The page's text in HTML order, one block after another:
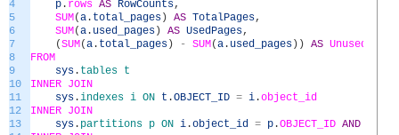
4
5
6
7
8
9
10
11
12
13
p . rows AS RowCounts,
SUM(a . total_pages ) AS TotalPages,
SUM(a . used_pages ) AS UsedPages,
(SUM(a . total_pages ) - SUM(a . used_pages ) ) AS UnusedPages
FROM
sys . tables t
INNER JOIN
sys .indexes i ON t .OBJECT_ID = i .object_id
INNER JOIN
sys . partitions p ON i .object_id = p .OBJECT_ID AND